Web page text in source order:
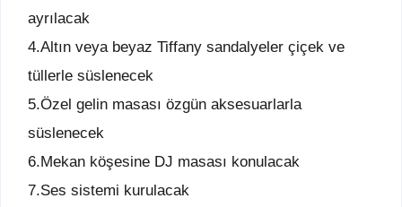
ayrılacak
4.Altın veya beyaz Tiffany sandalyeler çiçek ve
tüllerle süslenecek
5.Özel gelin masası özgün aksesuarlarla
süslenecek
6.Mekan köşesine DJ masası konulacak
7.Ses sistemi kurulacak